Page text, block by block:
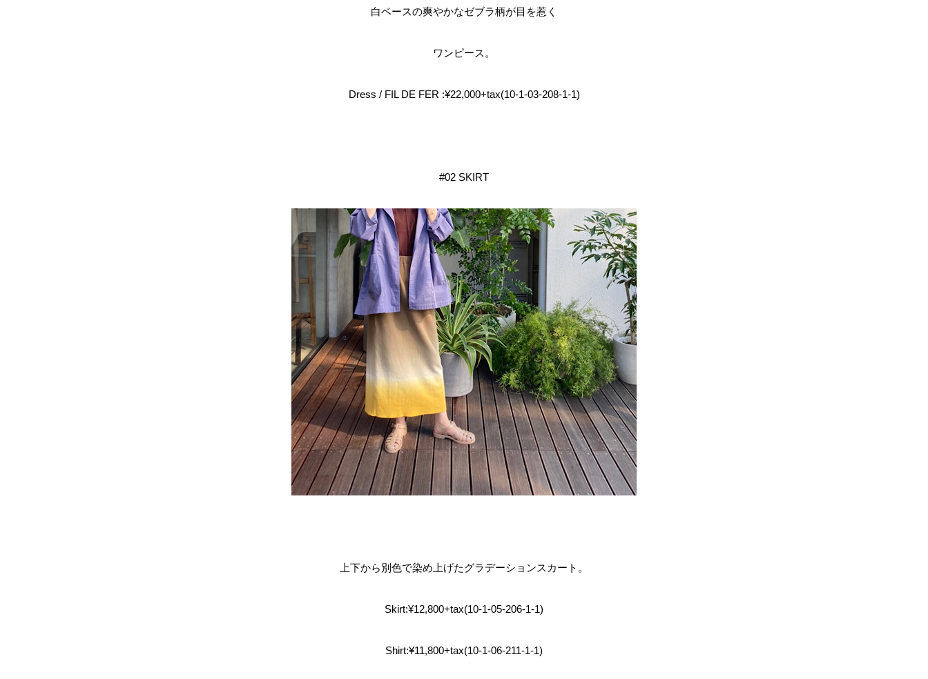
白ベースの爽やかなゼブラ柄が目を惹く
ワンピース。
Dress / FIL DE FER :¥22,000+tax(10-1-03-208-1-1)
#02 SKIRT
上下から別色で染め上げたグラデーションスカート。
Skirt:¥12,800+tax(10-1-05-206-1-1)
Shirt:¥11,800+tax(10-1-06-211-1-1)